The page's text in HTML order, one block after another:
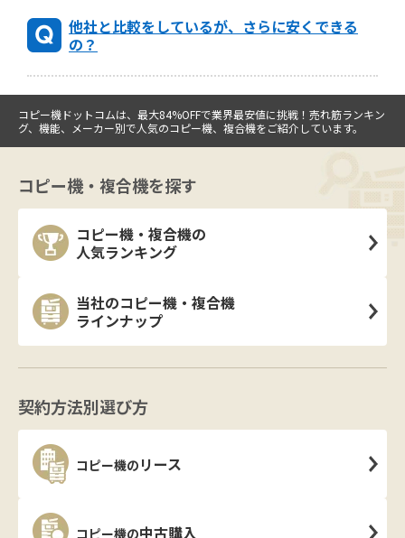
他社と比較をしているが、さらに安くできる
の？
コピー機ドットコムは、最大84%OFFで業界最安値に挑戦！売れ筋ランキン
グ、機能、メーカー別で人気のコピー機、複合機をご紹介しています。
コピー機・複合機を探す
コピー機・複合機の
人気ランキング
当社のコピー機・複合機
ラインナップ
契約方法別選び方
コピー機の リース
コピー機の中古購入